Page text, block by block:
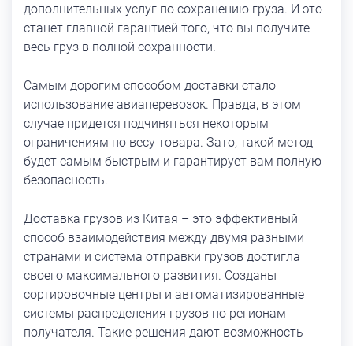
дополнительных услуг по сохранению груза. И это
станет главной гарантией того, что вы получите
весь груз в полной сохранности.
Самым дорогим способом доставки стало
использование авиаперевозок. Правда, в этом
случае придется подчиняться некоторым
ограничениям по весу товара. Зато, такой метод
будет самым быстрым и гарантирует вам полную
безопасность.
Доставка грузов из Китая – это эффективный
способ взаимодействия между двумя разными
странами и система отправки грузов достигла
своего максимального развития. Созданы
сортировочные центры и автоматизированные
системы распределения грузов по регионам
получателя. Такие решения дают возможность